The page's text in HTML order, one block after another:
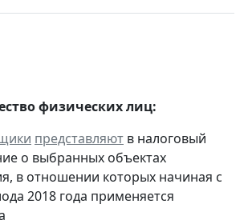
физических лиц:
представляют в налоговый
о выбранных объектах
в отношении которых начиная с
2018 года применяется